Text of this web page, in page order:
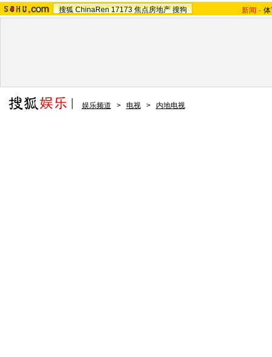
搜狐 ChinaRen 17173 焦点房地产 搜狗 新闻 -
娱乐频道 > 电视 > 内地电视